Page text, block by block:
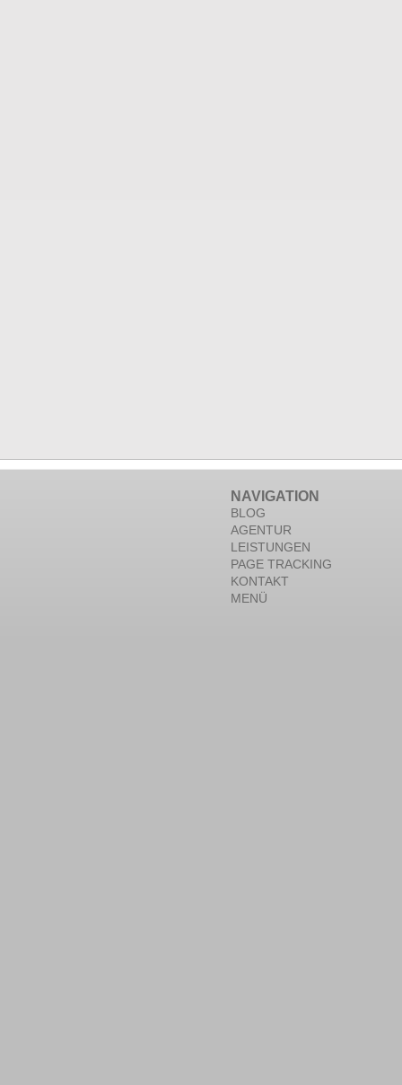
NAVIGATION
BLOG
AGENTUR
LEISTUNGEN
PAGE TRACKING
KONTAKT
MENÜ